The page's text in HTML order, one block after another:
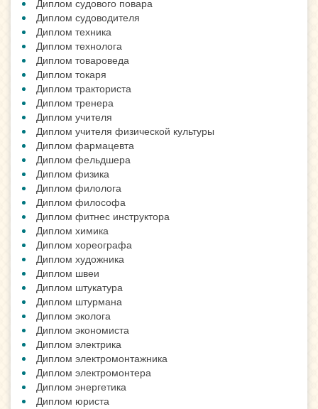
Диплом судового повара
Диплом судоводителя
Диплом техника
Диплом технолога
Диплом товароведа
Диплом токаря
Диплом тракториста
Диплом тренера
Диплом учителя
Диплом учителя физической культуры
Диплом фармацевта
Диплом фельдшера
Диплом физика
Диплом филолога
Диплом философа
Диплом фитнес инструктора
Диплом химика
Диплом хореографа
Диплом художника
Диплом швеи
Диплом штукатура
Диплом штурмана
Диплом эколога
Диплом экономиста
Диплом электрика
Диплом электромонтажника
Диплом электромонтера
Диплом энергетика
Диплом юриста